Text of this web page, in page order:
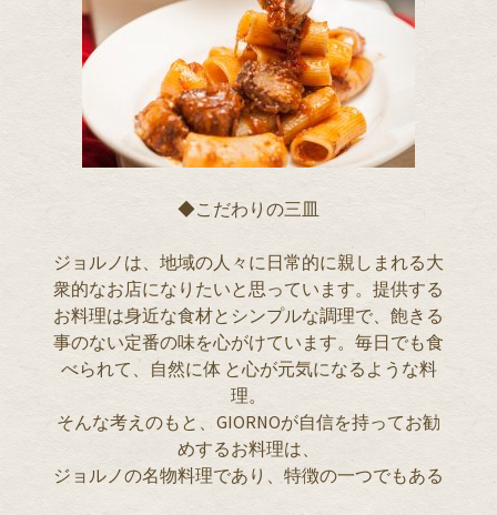
◆こだわりの三皿
ジョルノは、地域の人々に日常的に親しまれる大
衆的なお店になりたいと思っています。提供する
お料理は身近な食材とシンプルな調理で、飽きる
事のない定番の味を心がけています。毎日でも食
べられて、自然に体 と心が元気になるような料
理。
そんな考えのもと、GIORNOが自信を持ってお勧
めするお料理は、
ジョルノの名物料理であり、特徴の一つでもある